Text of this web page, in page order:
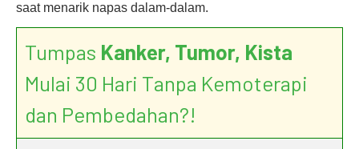
saat menarik napas dalam-dalam.
Tumpas Kanker, Tumor, Kista
Mulai 30 Hari Tanpa Kemoterapi
dan Pembedahan?!